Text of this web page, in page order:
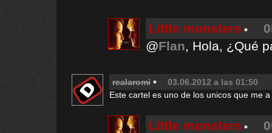
Little monsters
@Flan, Hola, ¿Qué
realaromi
03.06.2012 a las 01:50
Este cartel es uno de los unicos que me
Little monsters